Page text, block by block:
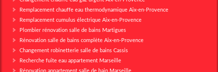
Remplacement chauffe eau thermodynamique Aix-en-Provence
Remplacement cumulus électrique Aix-en-Provence
Plombier rénovation salle de bains Martigues
Rénovation salle de bains complète Aix-en-Provence
Changement robinetterie salle de bains Cassis
Recherche fuite eau appartement Marseille
Rénovation appartement salle de bain Marseille